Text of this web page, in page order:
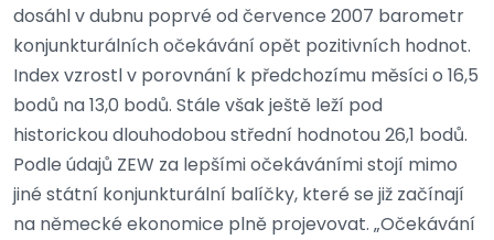
dosáhl v dubnu poprvé od července 2007 barometr
konjunkturálních očekávání opět pozitivních hodnot.
Index vzrostl v porovnání k předchozímu měsíci o 16,5
bodů na 13,0 bodů. Stále však ještě leží pod
historickou dlouhodobou střední hodnotou 26,1 bodů.
Podle údajů ZEW za lepšími očekáváními stojí mimo
jiné státní konjunkturální balíčky, které se již začínají
na německé ekonomice plně projevovat. „Očekávání